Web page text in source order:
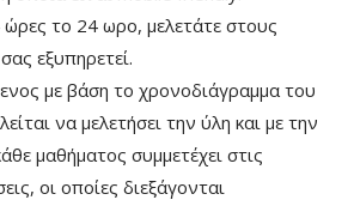
το 24 ωρο, μελετάτε στους
εξυπηρετεί.
με βάση το χρονοδιάγραμμα του
να μελετήσει την ύλη και με την
μαθήματος συμμετέχει στις
οι οποίες διεξάγονται